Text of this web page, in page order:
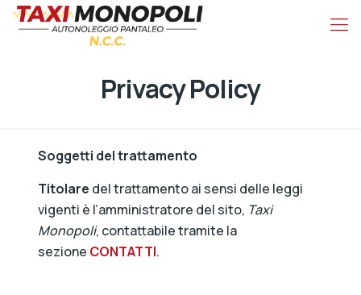
Privacy Policy
Soggetti del trattamento
Titolare del trattamento ai sensi delle leggi
vigenti è l’amministratore del sito, Taxi
Monopoli, contattabile tramite la
sezione CONTATTI.